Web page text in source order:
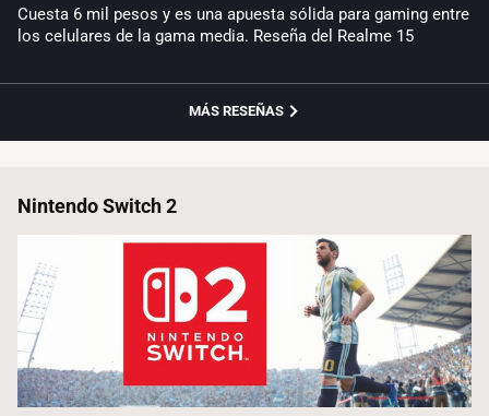
Cuesta 6 mil pesos y es una apuesta sólida para gaming entre
los celulares de la gama media. Reseña del Realme 15
MÁS RESEÑAS
Nintendo Switch 2